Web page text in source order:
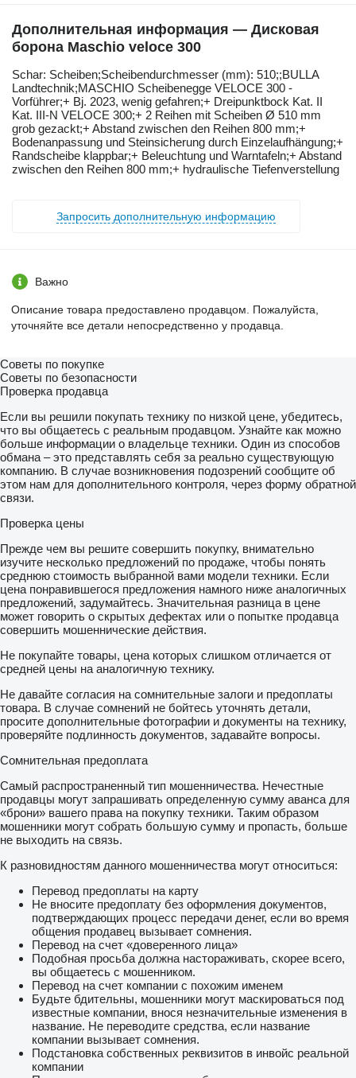
Дополнительная информация — Дисковая
борона Maschio veloce 300
Schar: ​​​​​​​​​‌‌​​​​‌​​​​​​​​​‌‌‌​‌​‌​​​​​​​​​‌‌‌​‌​​​​​​​​​​​‌‌​‌‌‌‌​​​​​​​​​‌‌​‌‌​​​​​​​​​​​‌‌​‌​​‌​​​​​​​​​‌‌​‌‌‌​​​​​​​​​​‌‌​​‌​‌Scheiben;Scheibendurchmesser (mm): 510;;BULLA
Landtechnik;MASCHIO Scheibenegge VELOCE 300 -
Vorführer;+ Bj. 2023, wenig gefahren;+ Dreipunktbock Kat. II
Kat. III-N VELOCE 300;+ 2 Reihen mit Scheiben Ø 510 mm
grob gezackt;+ Abstand zwischen den Reihen 800 mm;+
Bodenanpassung und Steinsicherung durch Einzelaufhängung;+
Randscheibe klappbar;+ Beleuchtung und Warntafeln;+ Abstand
zwischen den Reihen 800 mm;+ hydraulische Tiefenverstellung
Запросить дополнительную информацию
Важно
Описание товара предоставлено продавцом. Пожалуйста,
уточняйте все детали непосредственно у продавца.
Советы по покупке
Советы по безопасности
Проверка продавца
Если вы решили покупать технику по низкой цене, убедитесь,
что вы общаетесь с реальным продавцом. Узнайте как можно
больше информации о владельце техники. Один из способов
обмана – это представлять себя за реально существующую
компанию. В случае возникновения подозрений сообщите об
этом нам для дополнительного контроля, через форму обратной
связи.
Проверка цены
Прежде чем вы решите совершить покупку, внимательно
изучите несколько предложений по продаже, чтобы понять
среднюю стоимость выбранной вами модели техники. Если
цена понравившегося предложения намного ниже аналогичных
предложений, задумайтесь. Значительная разница в цене
может говорить о скрытых дефектах или о попытке продавца
совершить мошеннические действия.
Не покупайте товары, цена которых слишком отличается от
средней цены на аналогичную технику.
Не давайте согласия на сомнительные залоги и предоплаты
товара. В случае сомнений не бойтесь уточнять детали,
просите дополнительные фотографии и документы на технику,
проверяйте подлинность документов, задавайте вопросы.
Сомнительная предоплата
Самый распространенный тип мошенничества. Нечестные
продавцы могут запрашивать определенную сумму аванса для
«брони» вашего права на покупку техники. Таким образом
мошенники могут собрать большую сумму и пропасть, больше
не выходить на связь.
К разновидностям данного мошенничества могут относиться:
Перевод предоплаты на карту
Не вносите предоплату без оформления документов,
подтверждающих процесс передачи денег, если во время
общения продавец вызывает сомнения.
Перевод на счет «доверенного лица»
Подобная просьба должна настораживать, скорее всего,
вы общаетесь с мошенником.
Перевод на счет компании с похожим именем
Будьте бдительны, мошенники могут маскироваться под
известные компании, внося незначительные изменения в
название. Не переводите средства, если название
компании вызывает сомнения.
Подстановка собственных реквизитов в инвойс реальной
компании